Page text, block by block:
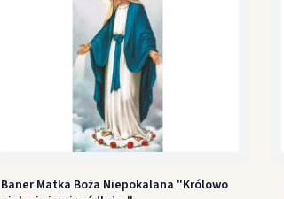
Baner Matka Boża Niepokalana "Królowo